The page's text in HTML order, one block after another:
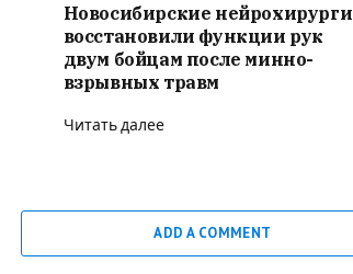
Новосибирские нейрохирурги
восстановили функции рук
двум бойцам после минно-
взрывных травм
Читать далее
ADD A COMMENT